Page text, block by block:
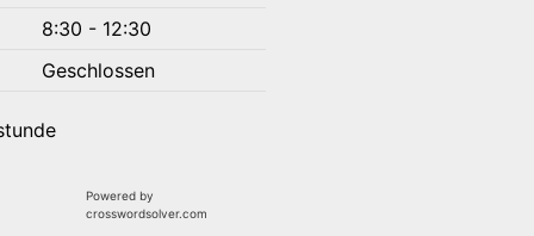
8:30 - 12:30
Geschlossen
Powered by
crosswordsolver.com